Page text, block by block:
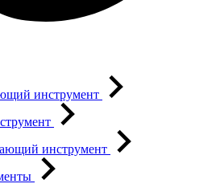
инструмент
инструмент